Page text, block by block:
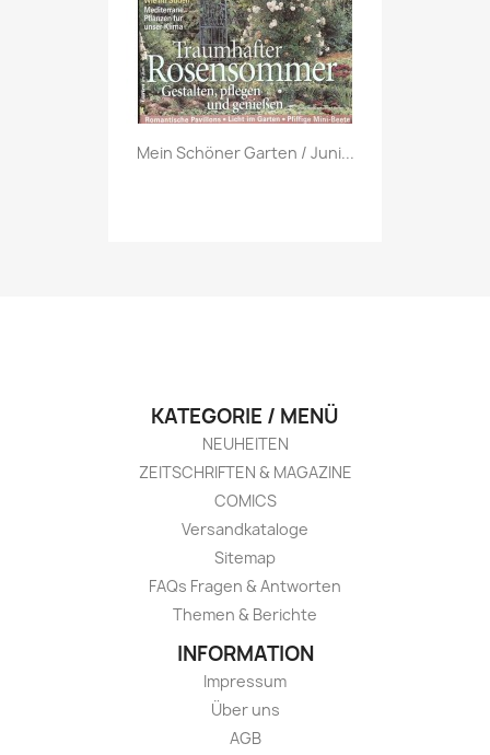
Vorschau
Mein Schöner Garten / Juni...
KATEGORIE / MENÜ
NEUHEITEN
ZEITSCHRIFTEN & MAGAZINE
COMICS
Versandkataloge
Sitemap
FAQs Fragen & Antworten
Themen & Berichte
INFORMATION
Impressum
Über uns
AGB